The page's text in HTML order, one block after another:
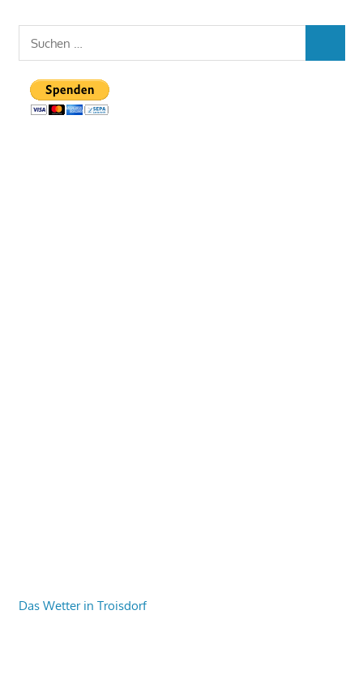
Das Wetter in Troisdorf